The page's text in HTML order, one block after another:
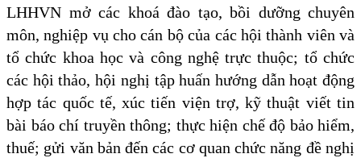
LHHVN mở các khoá đào tạo, bồi dưỡng chuyên
môn, nghiệp vụ cho cán bộ của các hội thành viên và
tổ chức khoa học và công nghệ trực thuộc; tổ chức
các hội thảo, hội nghị tập huấn hướng dẫn hoạt động
hợp tác quốc tế, xúc tiến viện trợ, kỹ thuật viết tin
bài báo chí truyền thông; thực hiện chế độ bảo hiểm,
thuế; gửi văn bản đến các cơ quan chức năng đề nghị